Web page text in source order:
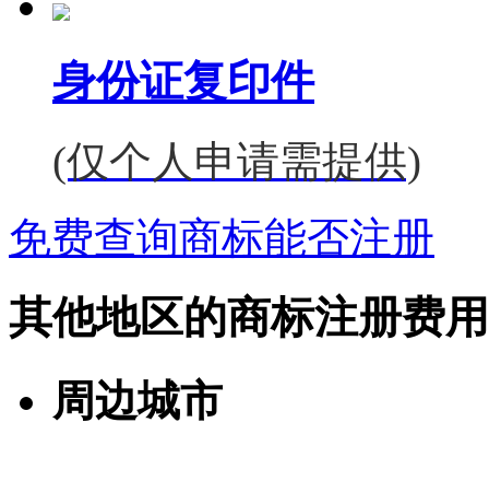
身份证复印件
(仅个人申请需提供)
免费查询商标能否注册
其他地区的商标注册费用
周边城市